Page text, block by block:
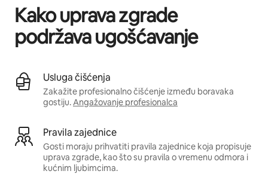
Kako uprava zgrade
podržava ugošćavanje
Usluga čišćenja
Zakažite profesionalno čišćenje između boravaka
gostiju.Angažovanje profesionalca
Pravila zajednice
Gosti moraju prihvatiti pravila zajednice koja propisuje
uprava zgrade, kao što su pravila o vremenu odmora i
kućnim ljubimcima.